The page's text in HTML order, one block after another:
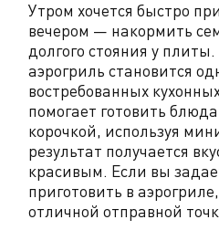
Утром хочется быстро
вечером — накормить
долгого стояния у
аэрогриль становится
востребованных
помогает готовить
корочкой, используя
результат получается
красивым. Если вы
приготовить в
отличной отправной